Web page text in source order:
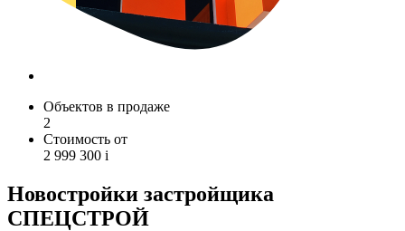
Объектов в продаже
2
Стоимость от
2 999 300 i
Новостройки застройщика
СПЕЦСТРОЙ